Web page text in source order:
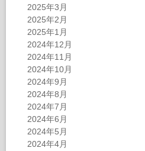
2025年3月
2025年2月
2025年1月
2024年12月
2024年11月
2024年10月
2024年9月
2024年8月
2024年7月
2024年6月
2024年5月
2024年4月